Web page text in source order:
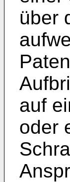
über
auf
oder